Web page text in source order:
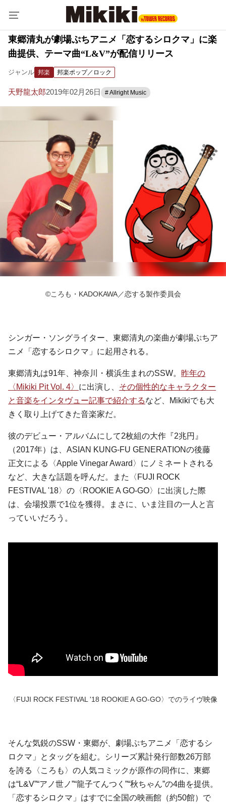
東郷清丸が劇場ぷちアニメ「恋するシロクマ」に楽
曲提供、テーマ曲“L&V”が配信リリース
ジャンル 邦楽 邦楽ポップ／ロック
天野龍太郎2019年02月26日 # Allright Music
©ころも・KADOKAWA／恋する製作委員会
シンガー・ソングライター、東郷清丸の楽曲が劇場ぷちア
ニメ「恋するシロクマ」に起用される。
東郷清丸は91年、神奈川・横浜生まれのSSW。 昨年の
〈Mikiki Pit Vol. 4〉 に出演し、 その個性的なキャラクター
と音楽をインタヴュー記事で紹介するなど、Mikikiでも大
きく取り上げてきた音楽家だ。
彼のデビュー・アルバムにして2枚組の大作『2兆円』
（2017年）は、ASIAN KUNG-FU GENERATIONの後藤
正文による〈Apple Vinegar Award〉にノミネートされる
など、大きな話題を呼んだ。また〈FUJI ROCK
FESTIVAL '18〉の〈ROOKIE A GO-GO〉に出演した際
は、会場投票で1位を獲得。まさに、いま注目の一人と言
っていいだろう。
〈FUJI ROCK FESTIVAL '18 ROOKIE A GO-GO〉でのライヴ映像
そんな気鋭のSSW・東郷が、劇場ぷちアニメ「恋するシ
ロクマ」とタッグを組む。シリーズ累計発行部数26万部
を誇る〈ころも〉の人気コミックが原作の同作に、東郷
は“L&V”“アノ世ノ”“龍子てんつく”“秋ちゃん”の4曲を提供。
「恋するシロクマ」はすでに全国の映画館（約50館）で